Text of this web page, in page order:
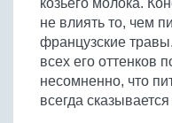
Бобовые
Яйца
Крупы
козьего молока.
не влиять то, чем
французские
всех его оттенков
несомненно, что
всегда